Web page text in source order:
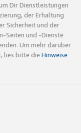
Dir Dienstleistungen
der Erhaltung
Sicherheit und der
Seiten und -Dienste
Um mehr darüber
lies bitte die Hinweise